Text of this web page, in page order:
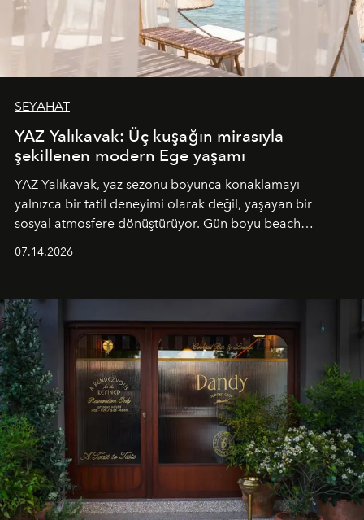
SEYAHAT
YAZ Yalıkavak: Üç kuşağın mirasıyla
şekillenen modern Ege yaşamı
YAZ Yalıkavak, yaz sezonu boyunca konaklamayı
yalnızca bir tatil deneyimi olarak değil, yaşayan bir
sosyal atmosfere dönüştürüyor. Gün boyu beach
tematik gastronomi geceleri misafirlerle buluşuyor.
Paylaşıma, lezzete ve müziğe odaklanan bu özel
akşamlar, YAZ’ın sade lüks anlayışını gün batımından
geceye taşıyarak her hafta farklı bir deneyim sunuyor.
07.14.2026